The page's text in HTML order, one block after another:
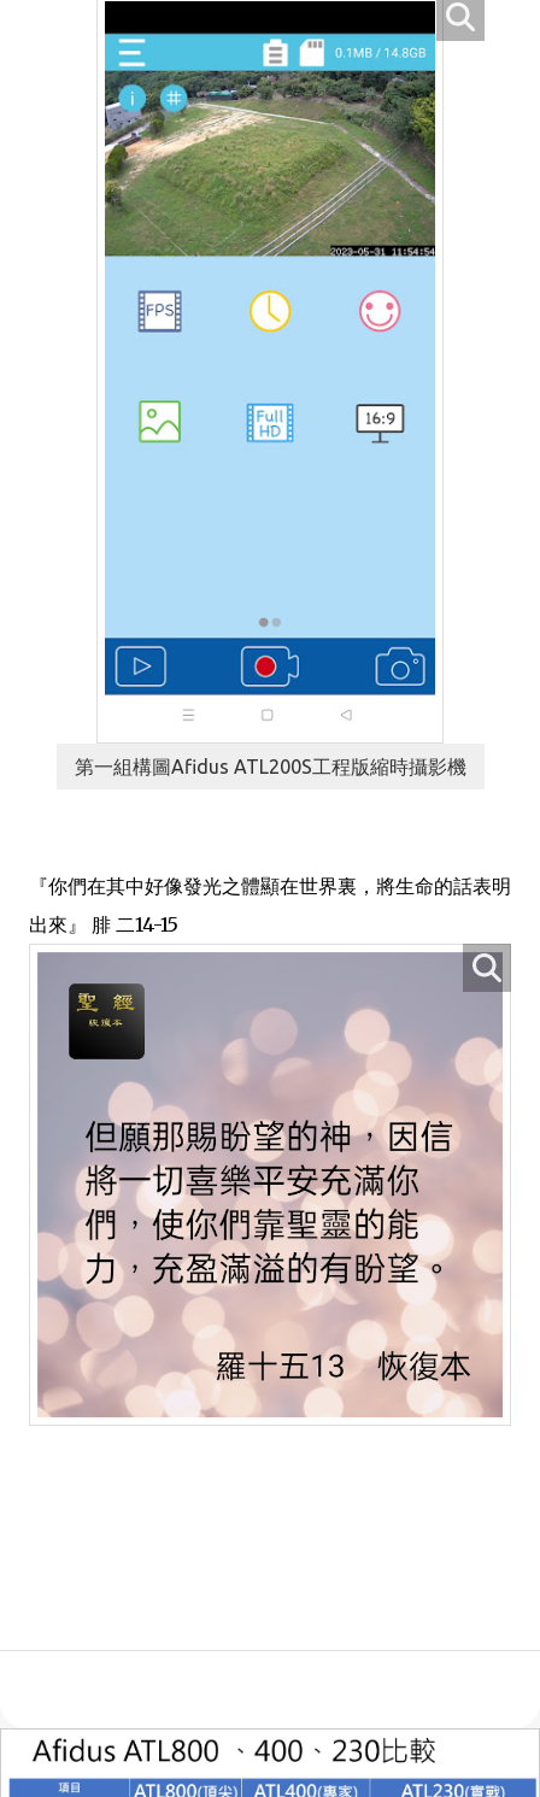
第一組構圖Afidus ATL200S工程版縮時攝影機
『你們在其中好像發光之體顯在世界裏，將生命的話表明
出來』 腓 二14-15